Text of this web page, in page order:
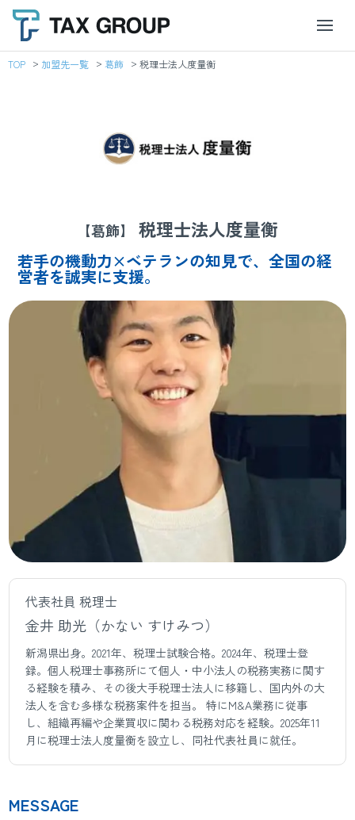
TOP 加盟先一覧 葛飾 税理士法人度量衡
【葛飾】 税理士法人度量衡
若手の機動力×ベテランの知見で、全国の経
営者を誠実に支援。
MESSAGE
代表社員 税理士
金井 助光（かない すけみつ）
新潟県出身。2021年、税理士試験合格。2024年、税理士登
録。個人税理士事務所にて個人・中小法人の税務実務に関す
る経験を積み、その後大手税理士法人に移籍し、国内外の大
法人を含む多様な税務案件を担当。 特にM&A業務に従事
し、組織再編や企業買収に関わる税務対応を経験。2025年11
月に税理士法人度量衡を設立し、同社代表社員に就任。